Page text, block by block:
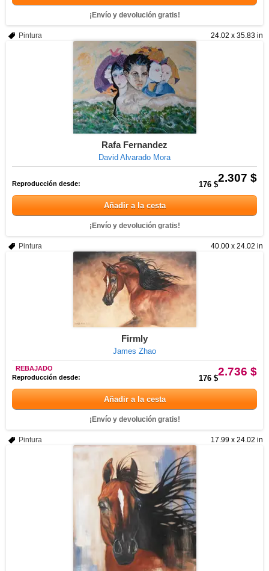
¡Envío y devolución gratis!
24.02 x 35.83 in
Pintura
Rafa Fernandez
David Alvarado Mora
2.307 $
Reproducción desde: 176 $
Añadir a la cesta
¡Envío y devolución gratis!
40.00 x 24.02 in
Pintura
Firmly
James Zhao
2.736 $
REBAJADO
Reproducción desde:
176 $
Añadir a la cesta
¡Envío y devolución gratis!
17.99 x 24.02 in
Pintura